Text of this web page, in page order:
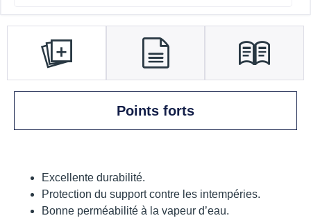
Points forts
Excellente durabilité.
Protection du support contre les intempéries.
Bonne perméabilité à la vapeur d’eau.